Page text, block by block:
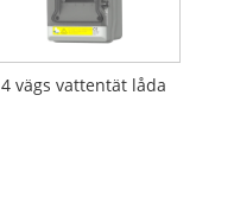
4 vägs vattentät låda